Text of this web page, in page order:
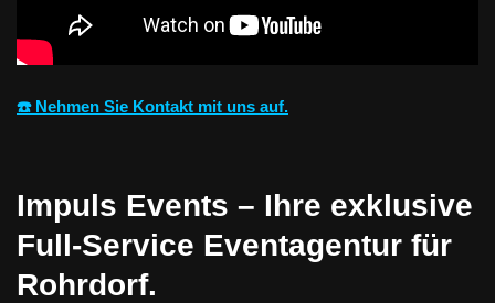
☎️ Nehmen Sie Kontakt mit uns auf.
Impuls Events – Ihre exklusive
Full-Service Eventagentur für
Rohrdorf.